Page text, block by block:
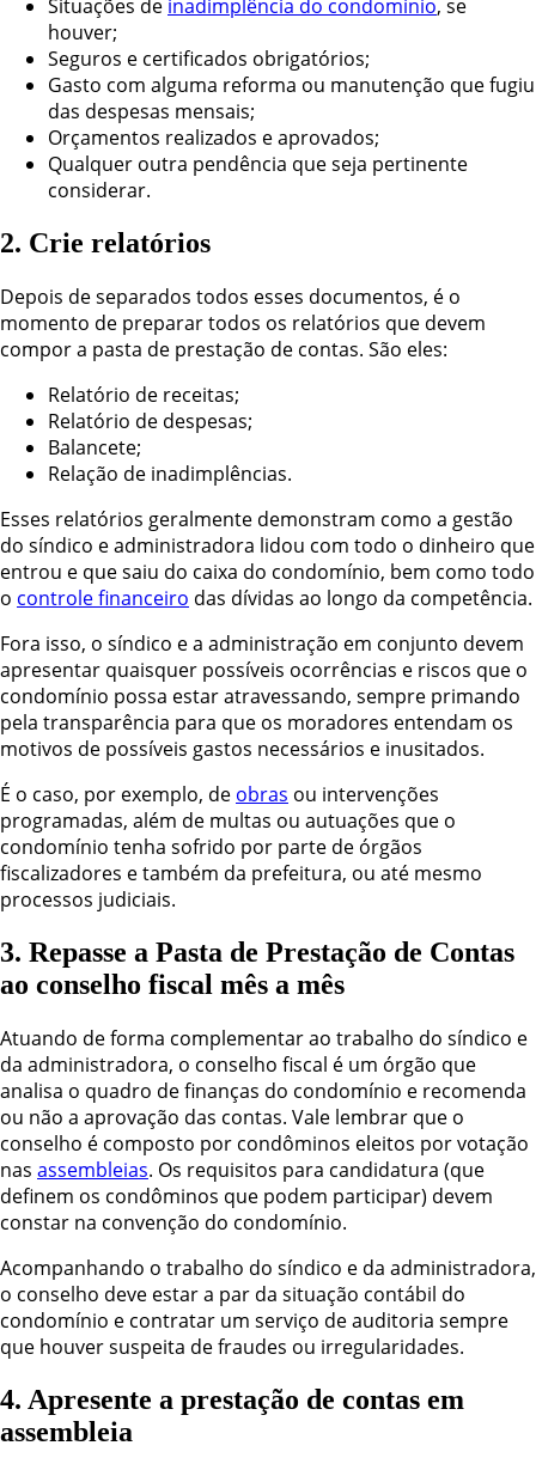
Situações de inadimplência do condomínio, se
houver;
Seguros e certificados obrigatórios;
Gasto com alguma reforma ou manutenção que fugiu
das despesas mensais;
Orçamentos realizados e aprovados;
Qualquer outra pendência que seja pertinente
considerar.
2. Crie relatórios
Depois de separados todos esses documentos, é o
momento de preparar todos os relatórios que devem
compor a pasta de prestação de contas. São eles:
Relatório de receitas;
Relatório de despesas;
Balancete;
Relação de inadimplências.
Esses relatórios geralmente demonstram como a gestão
do síndico e administradora lidou com todo o dinheiro que
entrou e que saiu do caixa do condomínio, bem como todo
o controle financeiro das dívidas ao longo da competência.
Fora isso, o síndico e a administração em conjunto devem
apresentar quaisquer possíveis ocorrências e riscos que o
condomínio possa estar atravessando, sempre primando
pela transparência para que os moradores entendam os
motivos de possíveis gastos necessários e inusitados.
É o caso, por exemplo, de obras ou intervenções
programadas, além de multas ou autuações que o
condomínio tenha sofrido por parte de órgãos
fiscalizadores e também da prefeitura, ou até mesmo
processos judiciais.
3. Repasse a Pasta de Prestação de Contas
ao conselho fiscal mês a mês
Atuando de forma complementar ao trabalho do síndico e
da administradora, o conselho fiscal é um órgão que
analisa o quadro de finanças do condomínio e recomenda
ou não a aprovação das contas. Vale lembrar que o
conselho é composto por condôminos eleitos por votação
nas assembleias. Os requisitos para candidatura (que
definem os condôminos que podem participar) devem
constar na convenção do condomínio.
Acompanhando o trabalho do síndico e da administradora,
o conselho deve estar a par da situação contábil do
condomínio e contratar um serviço de auditoria sempre
que houver suspeita de fraudes ou irregularidades.
4. Apresente a prestação de contas em
assembleia